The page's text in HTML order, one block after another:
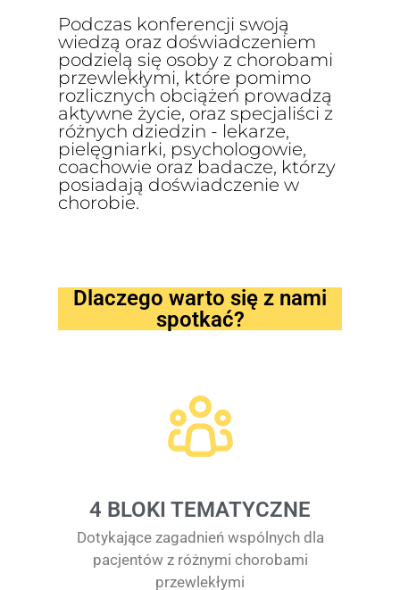
Podczas konferencji swoją
wiedzą oraz doświadczeniem
podzielą się osoby z chorobami
przewlekłymi, które pomimo
rozlicznych obciążeń prowadzą
aktywne życie, oraz specjaliści z
różnych dziedzin - lekarze,
pielęgniarki, psychologowie,
coachowie oraz badacze, którzy
posiadają doświadczenie w
chorobie.
Dlaczego warto się z nami
spotkać?
4 BLOKI TEMATYCZNE
Dotykające zagadnień wspólnych dla
pacjentów z różnymi chorobami
przewlekłymi